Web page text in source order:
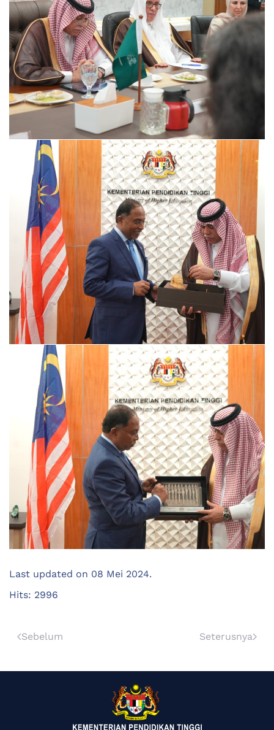
Last updated on 08 Mei 2024.
Hits: 2996
Sebelum Seterusnya